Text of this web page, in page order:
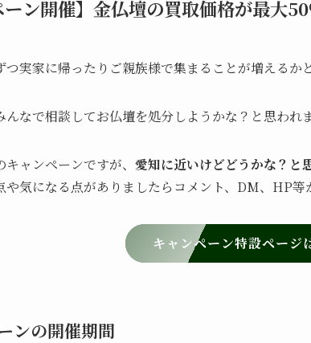
ーン開催】金仏壇の買取価格が最大
実家に帰ったりご親族様で集まることが増えるか
んなで相談してお仏壇を処分しようかな？と思われ
ャンペーンですが、 愛知に近いけどどうかな？と
や気になる点がありましたらコメント、DM、HP等
キャンペーン特設ページ
ンの開催期間